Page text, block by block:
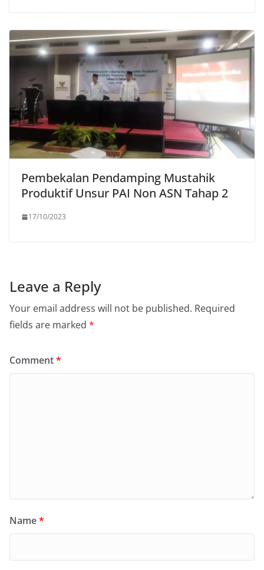
Pembekalan Pendamping Mustahik
Produktif Unsur PAI Non ASN Tahap 2
17/10/2023
Leave a Reply
Your email address will not be published. Required
fields are marked *
Comment*
Name*